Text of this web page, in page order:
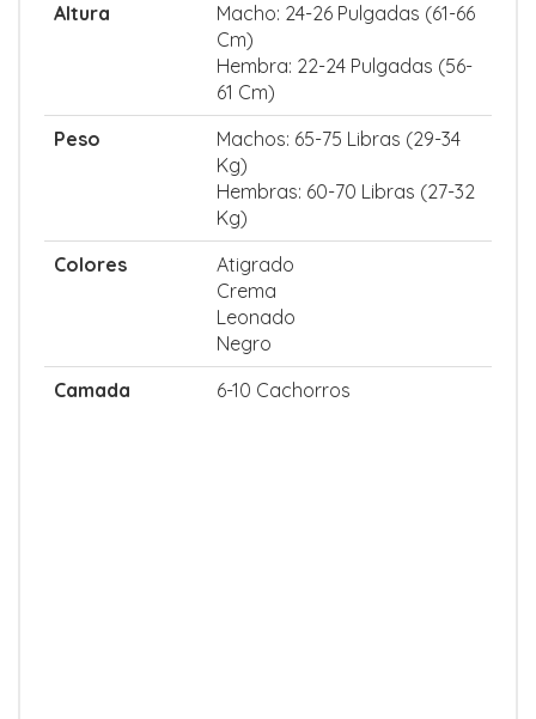
Altura
Macho: 24-26 Pulgadas (61-66
Cm)
Hembra: 22-24 Pulgadas (56-
61 Cm)
Peso
Machos: 65-75 Libras (29-34
Kg)
Hembras: 60-70 Libras (27-32
Kg)
Colores
Atigrado
Crema
Leonado
Negro
Camada
6-10 Cachorros